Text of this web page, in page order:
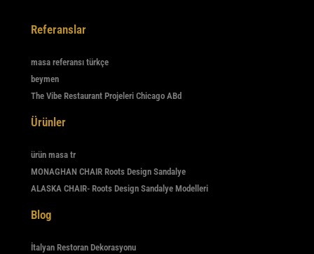
Referanslar
masa referansı türkçe
beymen
The Vibe Restaurant Projeleri Chicago ABd
Ürünler
ürün masa tr
MONAGHAN CHAIR Roots Design Sandalye
ALASKA CHAIR- Roots Design Sandalye Modelleri
Blog
İtalyan Restoran Dekorasyonu